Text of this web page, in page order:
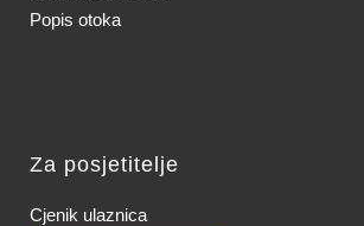
Popis otoka
Za posjetitelje
Cjenik ulaznica